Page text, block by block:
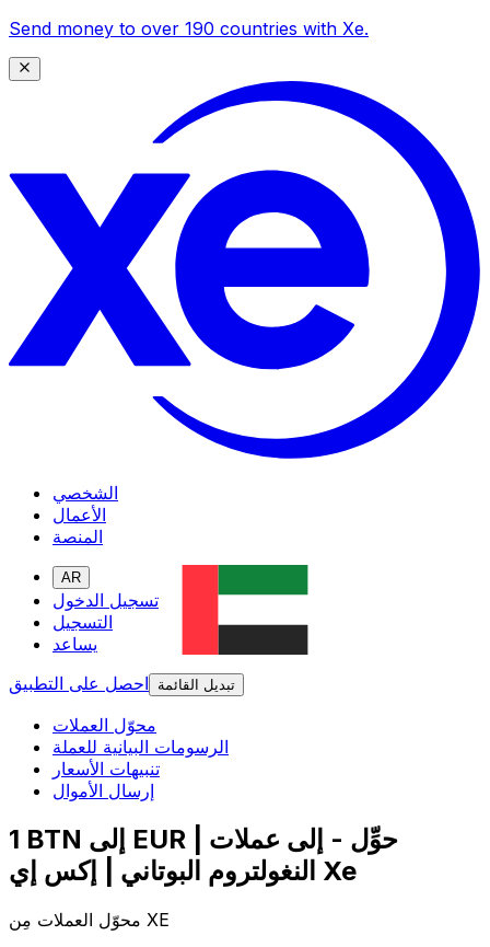
Send money to over 190 countries with Xe.
الشخصي
الأعمال
المنصة
AR
تسجيل الدخول
التسجيل
يساعد
احصل على التطبيق
تبديل القائمة
محوّل العملات
الرسومات البيانية للعملة
تنبيهات الأسعار
إرسال الأموال
1 BTN إلى EUR | حوِّل - إلى عملات
النغولتروم البوتاني | إكس إي Xe
محوّل العملات مِن XE